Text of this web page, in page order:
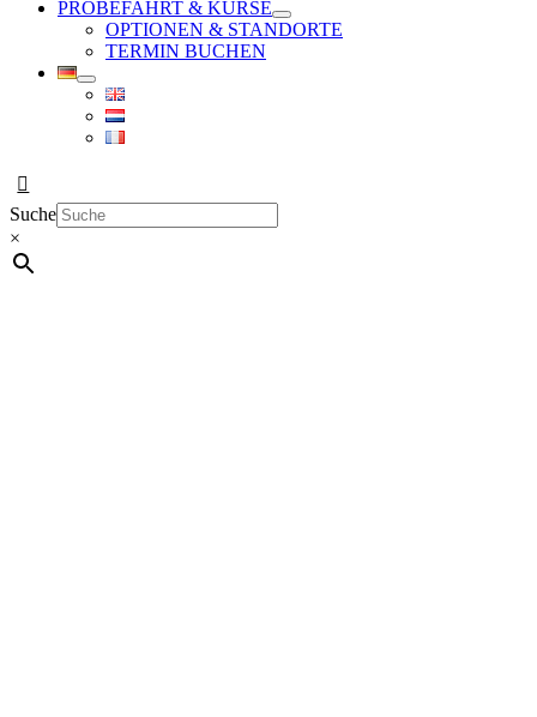
PROBEFAHRT & KURSE
OPTIONEN & STANDORTE
TERMIN BUCHEN
Suche
×